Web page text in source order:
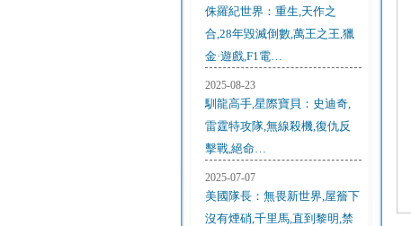
侏羅紀世界：重生,天作之
合,28年毀滅倒數,萬王之王,獵
金·遊戲,F1電…
2025-08-23
馴龍高手,星際寶貝：史迪奇,
雷霆特攻隊,無線殺機,復仇反
擊戰,絕命…
2025-07-07
美國隊長：無畏新世界,屋簷下
沒有煙硝,千里馬,直到黎明,禁